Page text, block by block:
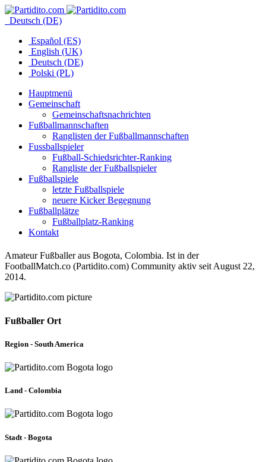
Deutsch (DE)
Español (ES)
English (UK)
Deutsch (DE)
Polski (PL)
Hauptmenü
Gemeinschaft
Gemeinschaftsnachrichten
Fußballmannschaften
Ranglisten der Fußballmannschaften
Fussballspieler
Fußball-Schiedsrichter-Ranking
Rangliste der Fußballspieler
Fußballspiele
letzte Fußballspiele
neuere Kicker Begegnung
Fußballplätze
Fußballplatz-Ranking
Kontakt
Amateur Fußballer aus Bogota, Colombia. Ist in der
FootballMatch.co (Partidito.com) Community aktiv seit August 22,
2014.
Fußballer Ort
Region - South America
Land - Colombia
Stadt - Bogota